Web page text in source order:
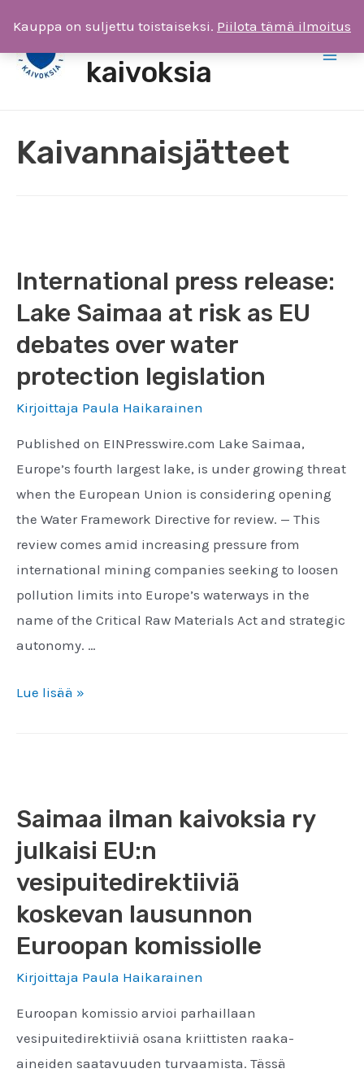
sisältöön
Saimaa ilman
kaivoksia
Kaivannaisjätteet
International press release:
Lake Saimaa at risk as EU
debates over water
protection legislation
Kirjoittaja Paula Haikarainen
Published on EINPresswire.com Lake Saimaa,
Europe’s fourth largest lake, is under growing threat
when the European Union is considering opening
the Water Framework Directive for review. — This
review comes amid increasing pressure from
international mining companies seeking to loosen
pollution limits into Europe’s waterways in the
name of the Critical Raw Materials Act and strategic
autonomy. …
International
at
risk
as
EU
debates
over
water
legislation
Lue lisää »
Saimaa ilman kaivoksia ry
julkaisi EU:n
vesipuitedirektiiviä
koskevan lausunnon
Euroopan komissiolle
Kirjoittaja Paula Haikarainen
Euroopan komissio arvioi parhaillaan
vesipuitedirektiiviä osana kriittisten raaka-
aineiden saatavuuden turvaamista. Tässä
Kauppa on suljettu toistaiseksi. Piilota tämä ilmoitus